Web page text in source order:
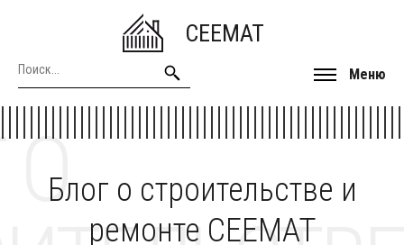
CEEMAT
Меню
Блог о строительстве и
ремонте CEEMAT
О